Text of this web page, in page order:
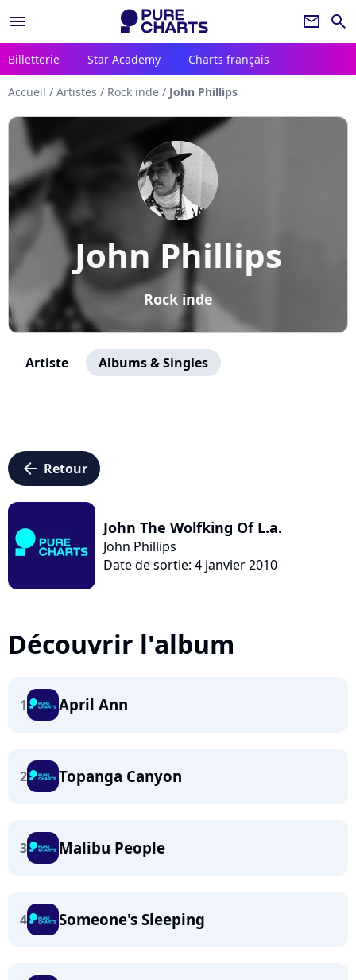
menu newsletter search
Billetterie Star Academy Charts français
Accueil / Artistes / Rock inde / John Phillips
John Phillips
Rock inde
Artiste Albums & Singles
arrow_left Retour
John The Wolfking Of L.a.
John Phillips
Date de sortie: 4 janvier 2010
Découvrir l'album
1 April Ann
2 Topanga Canyon
3 Malibu People
4 Someone's Sleeping